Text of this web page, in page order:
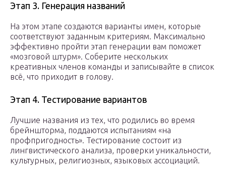
Этап 3. Генерация названий
На этом этапе создаются варианты имен, которые
соответствуют заданным критериям. Максимально
эффективно пройти этап генерации вам поможет
«мозговой штурм». Соберите нескольких
креативных членов команды и записывайте в список
всё, что приходит в голову.
Этап 4. Тестирование вариантов
Лучшие названия из тех, что родились во время
брейншторма, поддаются испытаниям «на
профпригодность». Тестирование состоит из
лингвистического анализа, проверки уникальности,
культурных, религиозных, языковых ассоциаций.